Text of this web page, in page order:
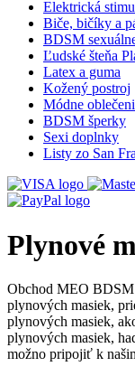
Elektrická
Biče, bičíky a
BDSM
Ľudské šteňa
Latex a guma
Kožený postroj
Módne
BDSM šperky
Sexi doplnky
Listy zo San
Plynové
Obchod MEO BDSM
plynových masiek,
plynových masiek,
plynových masiek,
možno pripojiť k